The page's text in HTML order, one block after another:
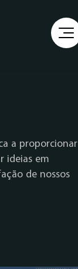
a proporcionar
ideias em
de nossos